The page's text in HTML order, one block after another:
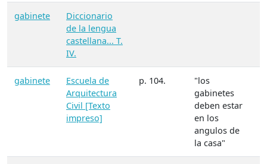
gabinete
Diccionario
de la lengua
castellana... T.
IV.
gabinete
Escuela de
Arquitectura
Civil [Texto
impreso]
p. 104.
"los
gabinetes
deben estar
en los
angulos de
la casa"